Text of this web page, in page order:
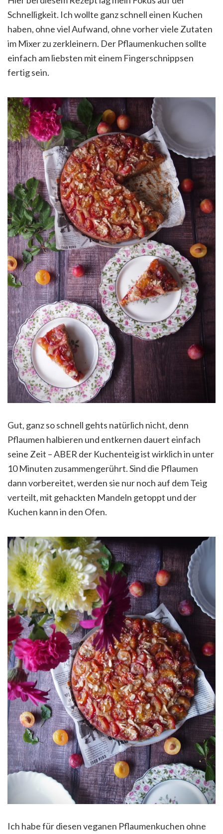
Schnelligkeit. Ich wollte ganz schnell einen Kuchen
haben, ohne viel Aufwand, ohne vorher viele Zutaten
im Mixer zu zerkleinern. Der Pflaumenkuchen sollte
einfach am liebsten mit einem Fingerschnippsen
fertig sein.
Gut, ganz so schnell gehts natürlich nicht, denn
Pflaumen halbieren und entkernen dauert einfach
seine Zeit – ABER der Kuchenteig ist wirklich in unter
10 Minuten zusammengerührt. Sind die Pflaumen
dann vorbereitet, werden sie nur noch auf dem Teig
verteilt, mit gehackten Mandeln getoppt und der
Kuchen kann in den Ofen.
Ich habe für diesen veganen Pflaumenkuchen ohne